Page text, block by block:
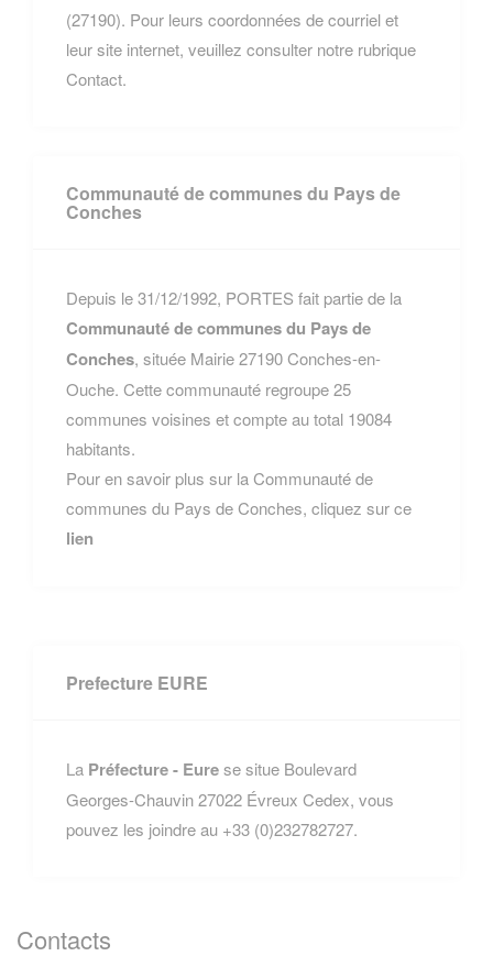
(27190). Pour leurs coordonnées de courriel et
leur site internet, veuillez consulter notre rubrique
Contact.
Communauté de communes du Pays de
Conches
Depuis le 31/12/1992, PORTES fait partie de la
Communauté de communes du Pays de
Conches, située Mairie 27190 Conches-en-
Ouche. Cette communauté regroupe 25
communes voisines et compte au total 19084
habitants.
Pour en savoir plus sur la Communauté de
communes du Pays de Conches, cliquez sur ce
lien
Prefecture EURE
La Préfecture - Eurese situe Boulevard
Georges-Chauvin 27022 Évreux Cedex, vous
pouvez les joindre au +33 (0)232782727.
Contacts